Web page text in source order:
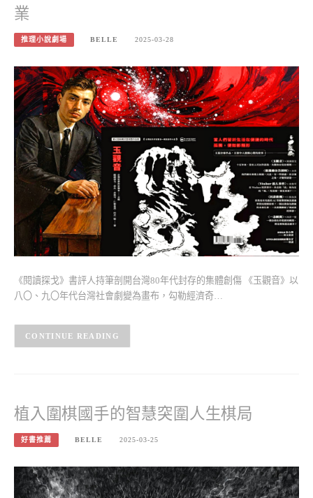
業
推理小說劇場 BELLE 2025-03-28
《閱讀探戈》書評人持筆剖開台灣80年代封存的集體創傷 《玉觀音》以
八〇、九〇年代台灣社會劇變為畫布，勾勒經濟奇…
CONTINUE READING
植入圍棋國手的智慧突圍人生棋局
好書推薦 BELLE 2025-03-25